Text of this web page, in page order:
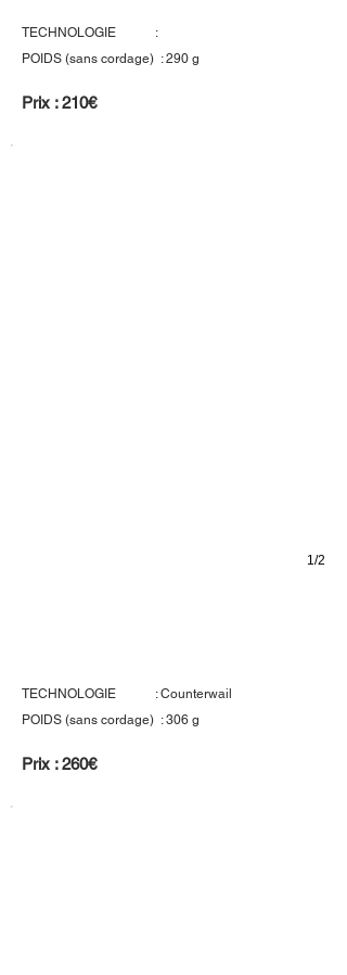
Prix : 210€
TECHNOLOGIE :
POIDS (sans cordage) : 290 g
Prix : 260€
1/2
TECHNOLOGIE : Counterwail
POIDS (sans cordage) : 306 g